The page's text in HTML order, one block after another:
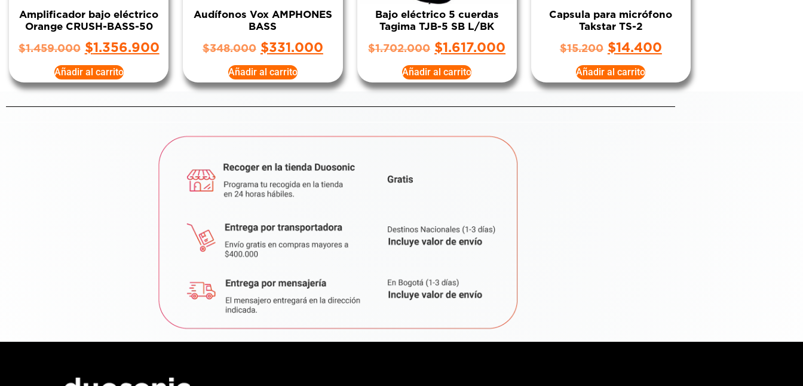
Amplificador bajo eléctrico
Orange CRUSH-BASS-50
$1.459.000 $1.356.900
Añadir al carrito
Audífonos Vox AMPHONES
BASS
$348.000 $331.000
Añadir al carrito
Bajo eléctrico 5 cuerdas
Tagima TJB-5 SB L/BK
$1.702.000 $1.617.000
Añadir al carrito
Capsula para micrófono
Takstar TS-2
$15.200 $14.400
Añadir al carrito